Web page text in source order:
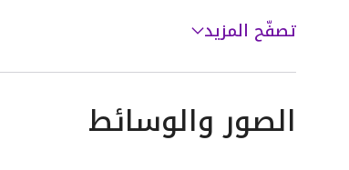
تصفّح المزيد
الصور والوسائط